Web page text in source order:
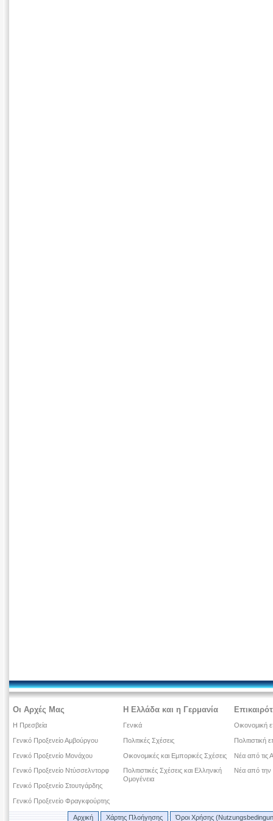
Οι Αρχές Μας
Η Πρεσβεία
Γενικό Προξενείο Αμβούργου
Γενικό Προξενείο Μονάχου
Γενικό Προξενείο Ντύσσελντορφ
Γενικό Προξενείο Στουτγάρδης
Γενικό Προξενείο Φραγκφούρτης
Η Ελλάδα και η Γερμανία
Γενικά
Πολιτικές Σχέσεις
Οικονομικές και Εμπορικές Σχέσεις
Πολιτιστικές Σχέσεις και Ελληνική
Ομογένεια
Οικονομική
Πολιτιστική
Νέα από τις
Νέα από την
Αρχική Χάρτης Πλοήγησης Όροι Χρήσης